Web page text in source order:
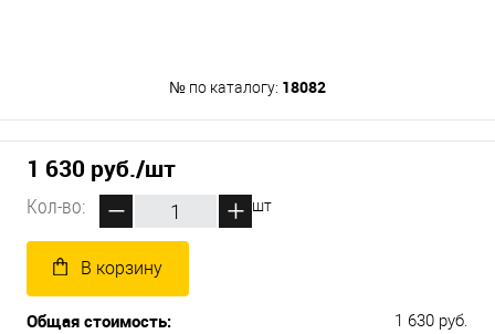
№ по каталогу: 18082
1 630 руб./шт
Кол-во: шт
В корзину
Общая стоимость: 1 630 руб.